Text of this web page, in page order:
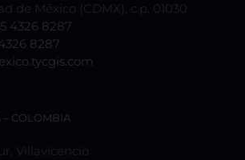
de México (CDMX), c.p. 01030
4326 8287
8287
– COLOMBIA
Villavicencio